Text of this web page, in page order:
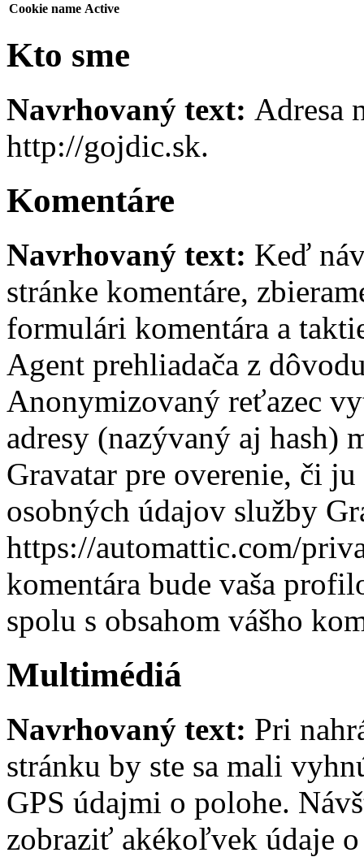
Cookie name Active
Kto sme
Navrhovaný text: Adresa
http://gojdic.sk.
Komentáre
Navrhovaný text: Keď
stránke komentáre,
formulári komentára a
Agent prehliadača z
Anonymizovaný reťazec
adresy (nazývaný aj hash)
Gravatar pre overenie, či
osobných údajov služby
https://automattic.com/
komentára bude vaša
spolu s obsahom vášho
Multimédiá
Navrhovaný text: Pri
stránku by ste sa mali
GPS údajmi o polohe.
zobraziť akékoľvek údaje